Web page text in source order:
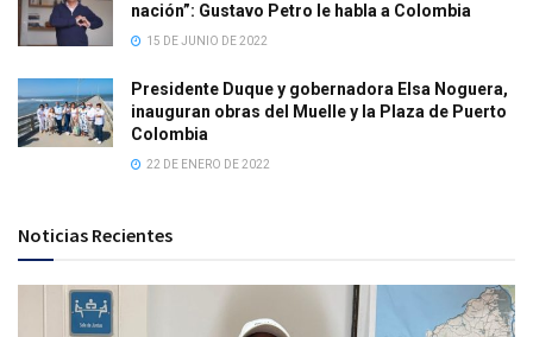
nación”: Gustavo Petro le habla a Colombia
15 DE JUNIO DE 2022
Presidente Duque y gobernadora Elsa Noguera,
inauguran obras del Muelle y la Plaza de Puerto
Colombia
22 DE ENERO DE 2022
Noticias Recientes